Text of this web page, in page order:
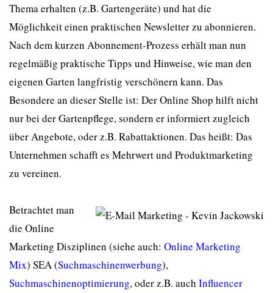
Thema erhalten (z.B. Gartengeräte) und hat die
Möglichkeit einen praktischen Newsletter zu abonnieren.
Nach dem kurzen Abonnement-Prozess erhält man nun
regelmäßig praktische Tipps und Hinweise, wie man den
eigenen Garten langfristig verschönern kann. Das
Besondere an dieser Stelle ist: Der Online Shop hilft nicht
nur bei der Gartenpflege, sondern er informiert zugleich
über Angebote, oder z.B. Rabattaktionen. Das heißt: Das
Unternehmen schafft es Mehrwert und Produktmarketing
zu vereinen.
Betrachtet man
die Online
Marketing Disziplinen (siehe auch: Online Marketing
Mix) SEA (Suchmaschinenwerbung),
Suchmaschinenoptimierung, oder z.B. auch Influencer